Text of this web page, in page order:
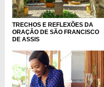
TRECHOS E REFLEXÕES DA
ORAÇÃO DE SÃO FRANCISCO
DE ASSIS